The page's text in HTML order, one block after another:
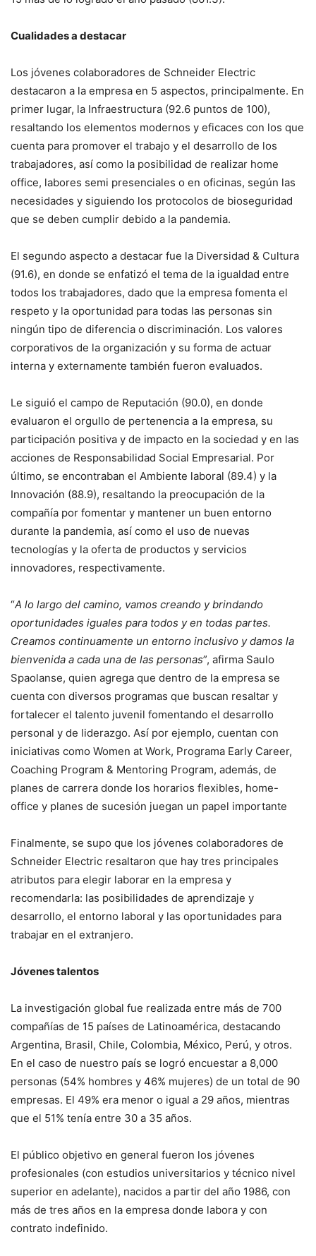
Cualidades a destacar
Los jóvenes colaboradores de Schneider Electric
destacaron a la empresa en 5 aspectos, principalmente. En
primer lugar, la Infraestructura (92.6 puntos de 100),
resaltando los elementos modernos y eficaces con los que
cuenta para promover el trabajo y el desarrollo de los
trabajadores, así como la posibilidad de realizar home
office, labores semi presenciales o en oficinas, según las
necesidades y siguiendo los protocolos de bioseguridad
que se deben cumplir debido a la pandemia.
El segundo aspecto a destacar fue la Diversidad & Cultura
(91.6), en donde se enfatizó el tema de la igualdad entre
todos los trabajadores, dado que la empresa fomenta el
respeto y la oportunidad para todas las personas sin
ningún tipo de diferencia o discriminación. Los valores
corporativos de la organización y su forma de actuar
interna y externamente también fueron evaluados.
Le siguió el campo de Reputación (90.0), en donde
evaluaron el orgullo de pertenencia a la empresa, su
participación positiva y de impacto en la sociedad y en las
acciones de Responsabilidad Social Empresarial. Por
último, se encontraban el Ambiente laboral (89.4) y la
Innovación (88.9), resaltando la preocupación de la
compañía por fomentar y mantener un buen entorno
durante la pandemia, así como el uso de nuevas
tecnologías y la oferta de productos y servicios
innovadores, respectivamente.
“A lo largo del camino, vamos creando y brindando
oportunidades iguales para todos y en todas partes.
Creamos continuamente un entorno inclusivo y damos la
bienvenida a cada una de las personas”, afirma Saulo
Spaolanse, quien agrega que dentro de la empresa se
cuenta con diversos programas que buscan resaltar y
fortalecer el talento juvenil fomentando el desarrollo
personal y de liderazgo. Así por ejemplo, cuentan con
iniciativas como Women at Work, Programa Early Career,
Coaching Program & Mentoring Program, además, de
planes de carrera donde los horarios flexibles, home-
office y planes de sucesión juegan un papel importante
Finalmente, se supo que los jóvenes colaboradores de
Schneider Electric resaltaron que hay tres principales
atributos para elegir laborar en la empresa y
recomendarla: las posibilidades de aprendizaje y
desarrollo, el entorno laboral y las oportunidades para
trabajar en el extranjero.
Jóvenes talentos
La investigación global fue realizada entre más de 700
compañías de 15 países de Latinoamérica, destacando
Argentina, Brasil, Chile, Colombia, México, Perú, y otros.
En el caso de nuestro país se logró encuestar a 8,000
personas (54% hombres y 46% mujeres) de un total de 90
empresas. El 49% era menor o igual a 29 años, mientras
que el 51% tenía entre 30 a 35 años.
El público objetivo en general fueron los jóvenes
profesionales (con estudios universitarios y técnico nivel
superior en adelante), nacidos a partir del año 1986, con
más de tres años en la empresa donde labora y con
contrato indefinido.